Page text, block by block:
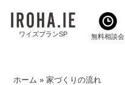
ワイズプランSP 無料相談会
ホーム »家づくりの流れ